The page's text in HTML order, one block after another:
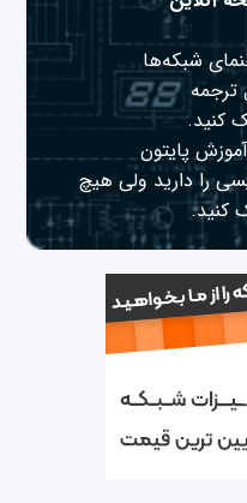
ترجمه
کنید.
پایتون
را دارید ولی هیچ
کنید.